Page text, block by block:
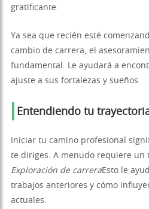
gratificante.
Ya sea que recién esté
cambio de carrera, el
fundamental. Le ayudará a
ajuste a sus fortalezas y sueños.
Entendiendo tu
Iniciar tu camino profesional
te diriges. A menudo requiere un
Exploración de carreraEsto le
trabajos anteriores y cómo
actuales.